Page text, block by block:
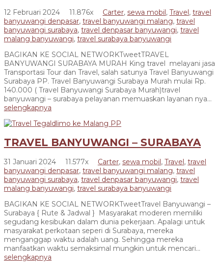
12 Februari 2024 11.876x Carter, sewa mobil, Travel, travel
banyuwangi denpasar, travel banyuwangi malang, travel
banyuwangi surabaya, travel denpasar banyuwangi, travel
malang banyuwangi, travel surabaya banyuwangi
BAGIKAN KE SOCIAL NETWORKTweetTRAVEL
BANYUWANGI SURABAYA MURAH King travel melayani jasa
Transportasi Tour dan Travel, salah satunya Travel Banyuwangi
Surabaya PP. Travel Banyuwangi Surabaya Murah mulai Rp.
140.000 ( Travel Banyuwangi Surabaya Murah)travel
banyuwangi – surabaya pelayanan memuaskan layanan nya...
selengkapnya
TRAVEL BANYUWANGI – SURABAYA
31 Januari 2024 11.577x Carter, sewa mobil, Travel, travel
banyuwangi denpasar, travel banyuwangi malang, travel
banyuwangi surabaya, travel denpasar banyuwangi, travel
malang banyuwangi, travel surabaya banyuwangi
BAGIKAN KE SOCIAL NETWORKTweetTravel Banyuwangi –
Surabaya { Rute & Jadwal } Masyarakat moderen memiliki
segudang kesibukan dalam dunia pekerjaan. Apalagi untuk
masyarakat perkotaan seperi di Surabaya, mereka
menganggap waktu adalah uang. Sehingga mereka
manfaatkan waktu semaksimal mungkin untuk mencari...
selengkapnya